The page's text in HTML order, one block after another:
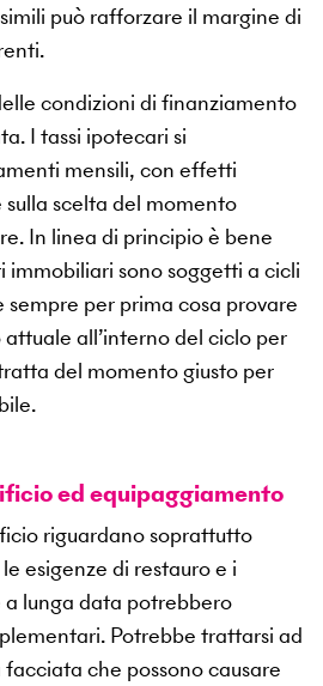
può rafforzare il margine di
condizioni di finanziamento
I tassi ipotecari si
mensili, con effetti
scelta del momento
In linea di principio è bene
immobiliari sono soggetti a cicli
sempre per prima cosa provare
all’interno del ciclo per
del momento giusto per
ed equipaggiamento
riguardano soprattutto
esigenze di restauro e i
lunga data potrebbero
Potrebbe trattarsi ad
che possono causare